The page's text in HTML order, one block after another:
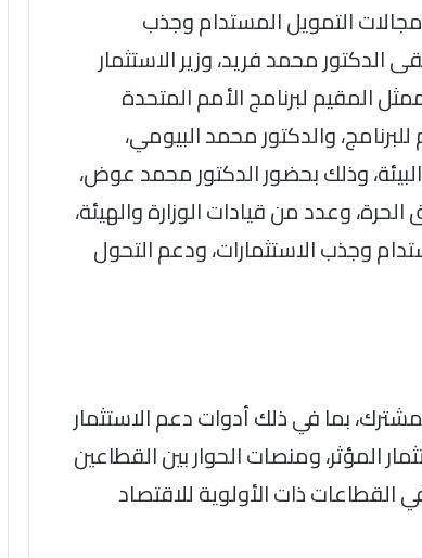
التمويل المستدام وجذب
الدكتور محمد فريد، وزير الاستثمار
المقيم لبرنامج الأمم المتحدة
والدكتور محمد البيومي،
وذلك بحضور الدكتور محمد عوض،
وعدد من قيادات الوزارة والهيئة،
وجذب الاستثمارات، ودعم التحول
بما في ذلك أدوات دعم الاستثمار
المؤثر، ومنصات الحوار بين القطاعين
القطاعات ذات الأولوية للاقتصاد